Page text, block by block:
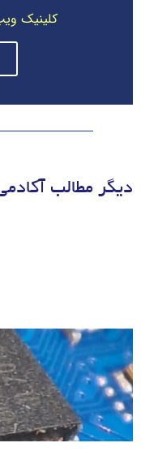
کلینیک
دیگر مطالب
ویپرسو
تعمیر
خلاصه ی